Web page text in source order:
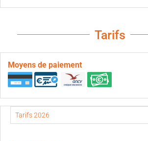
Tarifs
Moyens de paiement